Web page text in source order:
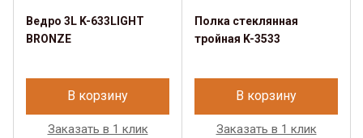
Ведро 3L K-633LIGHT
BRONZE
В корзину
Заказать в 1 клик
Полка стеклянная
тройная K-3533
В корзину
Заказать в 1 клик